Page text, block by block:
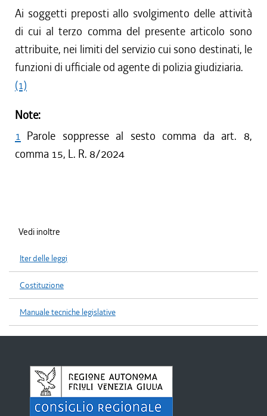
Ai soggetti preposti allo svolgimento delle attività
di cui al terzo comma del presente articolo sono
attribuite, nei limiti del servizio cui sono destinati, le
funzioni di ufficiale od agente di polizia giudiziaria.
(1)
Note:
1 Parole soppresse al sesto comma da art. 8,
comma 15, L. R. 8/2024
Vedi inoltre
Iter delle leggi
Costituzione
Manuale tecniche legislative